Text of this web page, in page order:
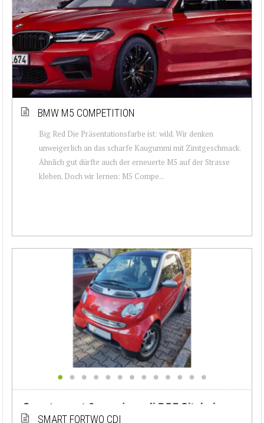
BMW M5 COMPETITION
Big Red Die Präsentationsfarbe ist: wild. Wir denken
unweigerlich an das scharfe Kaugummi mit Zimtgeschmack.
Ähnlich gut dürfte auch der erneuerte M5 auf der Strasse
kleben. Doch wir lernen: M5 Compe...
SMART FORTWO CDI